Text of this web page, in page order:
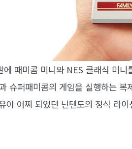
에 패미콤 미니와 NES 클래식 미
슈퍼패미콤의 게임을 실행하는
야 어찌 되었던 닌텐도의 정식 라